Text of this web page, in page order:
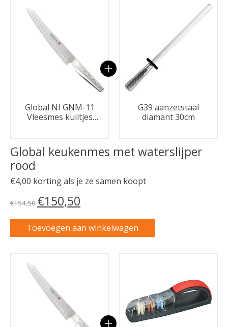
Global NI GNM-11
Vleesmes kuiltjes
G39 aanzetstaal
diamant 30cm
Global keukenmes met waterslijper
rood
€4,00 korting als je ze samen koopt
€154,50€150,50
Toevoegen aan winkelwagen